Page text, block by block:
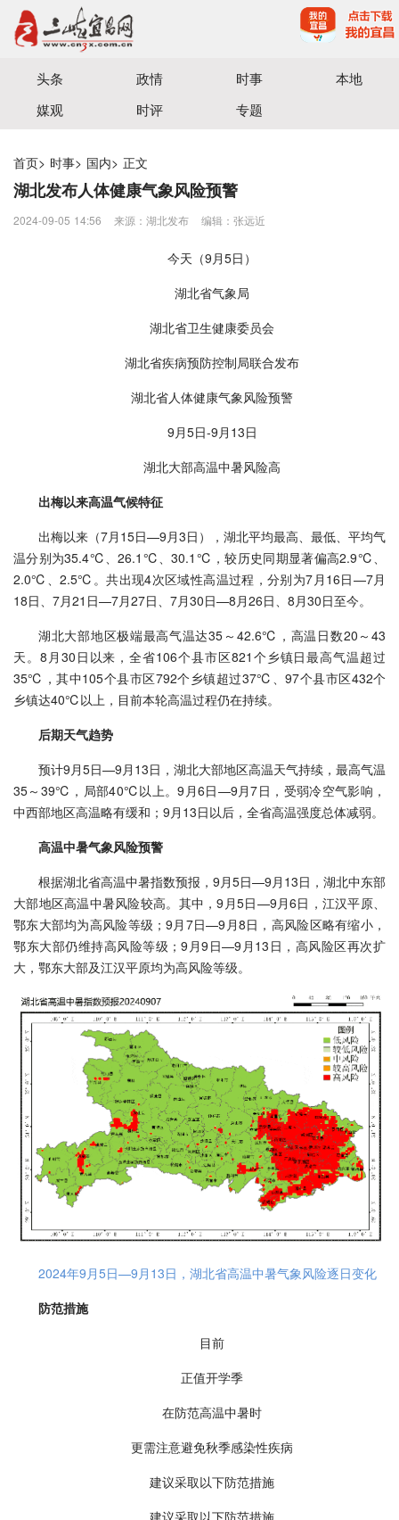
宜昌三峡融媒体中心主办
头条 政情 时事
本地
媒观
时评 专题
首页> 时事> 国内> 正文
湖北发布人体健康气象风险预警
2024-09-05 14:56 来源：湖北发布 编辑：张远近
今天（9月5日）
湖北省气象局
湖北省卫生健康委员会
湖北省疾病预防控制局联合发布
湖北省人体健康气象风险预警
9月5日-9月13日
湖北大部高温中暑风险高
出梅以来高温气候特征
出梅以来（7月15日—9月3日），湖北平均最高、最低、平均气
温分别为35.4℃、26.1℃、30.1℃，较历史同期显著偏高2.9℃、
2.0℃、2.5℃。共出现4次区域性高温过程，分别为7月16日—7月
18日、7月21日—7月27日、7月30日—8月26日、8月30日至今。
湖北大部地区极端最高气温达35～42.6℃，高温日数20～43
天。8月30日以来，全省106个县市区821个乡镇日最高气温超过
35℃，其中105个县市区792个乡镇超过37℃、97个县市区432个
乡镇达40℃以上，目前本轮高温过程仍在持续。
后期天气趋势
预计9月5日—9月13日，湖北大部地区高温天气持续，最高气温
35～39℃，局部40℃以上。9月6日—9月7日，受弱冷空气影响，
中西部地区高温略有缓和；9月13日以后，全省高温强度总体减弱。
高温中暑气象风险预警
根据湖北省高温中暑指数预报，9月5日—9月13日，湖北中东部
大部地区高温中暑风险较高。其中，9月5日—9月6日，江汉平原、
鄂东大部均为高风险等级；9月7日—9月8日，高风险区略有缩小，
鄂东大部仍维持高风险等级；9月9日—9月13日，高风险区再次扩
大，鄂东大部及江汉平原均为高风险等级。
2024年9月5日—9月13日，湖北省高温中暑气象风险逐日变化
防范措施
目前
正值开学季
在防范高温中暑时
更需注意避免秋季感染性疾病
建议采取以下防范措施
建议采取以下防范措施